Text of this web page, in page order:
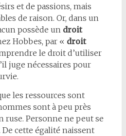
et de passions, mais
de raison. Or, dans un
possède un droit
Hobbes, par « droit
le droit d’utiliser
juge nécessaires pour
les ressources sont
sont à peu près
ruse. Personne ne peut se
cette égalité naissent